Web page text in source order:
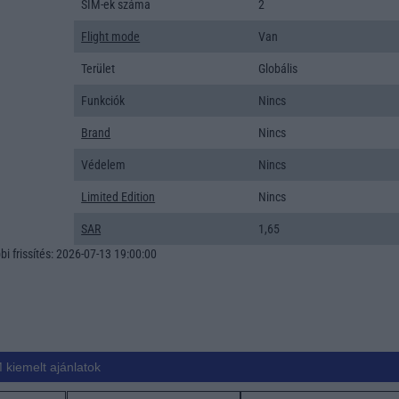
SIM-ek száma 2
Flight mode Van
Terület Globális
Funkciók Nincs
Brand Nincs
Védelem Nincs
Limited Edition Nincs
SAR
1,65
frissítés: 2026-07-13 19:00:00
kiemelt ajánlatok